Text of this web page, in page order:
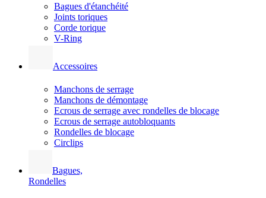
Bagues d'étanchéité
Joints toriques
Corde torique
V-Ring
Accessoires
Manchons de serrage
Manchons de démontage
Ecrous de serrage avec rondelles de blocage
Ecrous de serrage autobloquants
Rondelles de blocage
Circlips
Bagues,
Rondelles